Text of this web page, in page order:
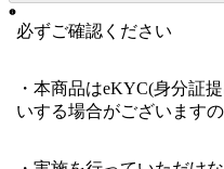
必ずご確認ください
・本商品はeKYC(身分証
いする場合がございます